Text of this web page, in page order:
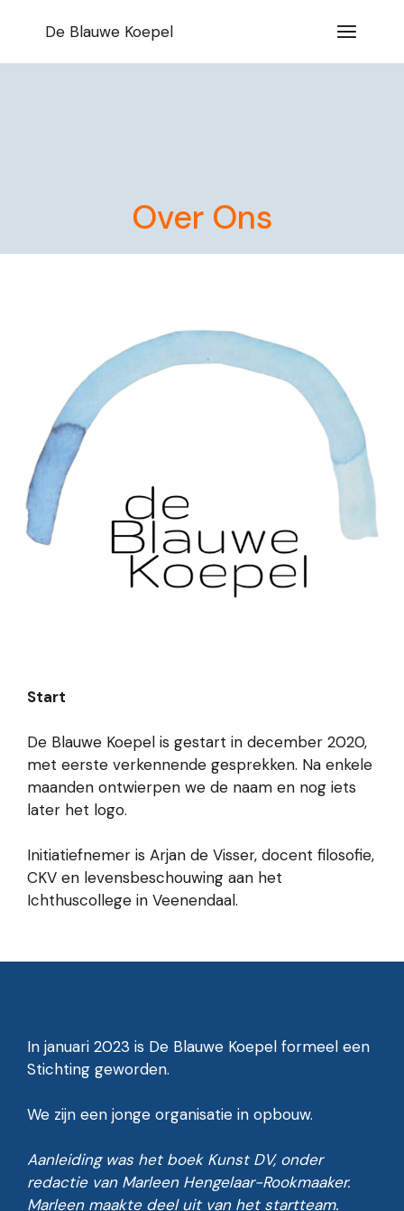
De Blauwe Koepel
Over Ons
Start
De Blauwe Koepel is gestart in december 2020,
met eerste verkennende gesprekken. Na enkele
maanden ontwierpen we de naam en nog iets
later het logo.
Initiatiefnemer is Arjan de Visser, docent filosofie,
CKV en levensbeschouwing aan het
Ichthuscollege in Veenendaal.
In januari 2023 is De Blauwe Koepel formeel een
Stichting geworden.
We zijn een jonge organisatie in opbouw.
Aanleiding was het boek Kunst DV, onder
redactie van Marleen Hengelaar-Rookmaaker.
Marleen maakte deel uit van het startteam.